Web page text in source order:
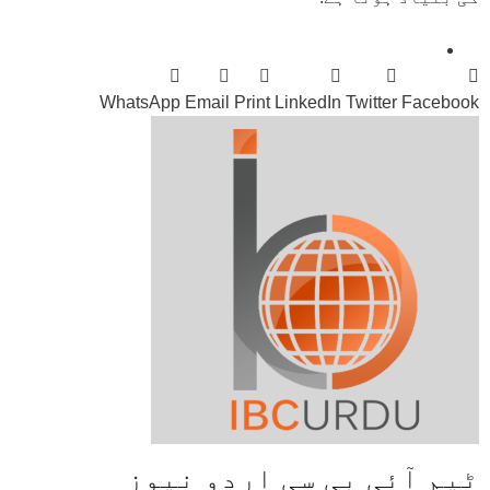
Facebook
Twitter
LinkedIn
Print
Email
WhatsApp
ٹیم آئی بی سی اردو نیوز